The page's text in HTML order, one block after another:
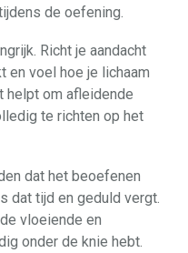
de oefening.
Richt je aandacht
en voel hoe je lichaam
helpt om afleidende
te richten op het
dat het beoefenen
dat tijd en geduld vergt.
vloeiende en
onder de knie hebt.